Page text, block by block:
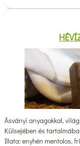
Ásványi anyagokkal,
Külsejében és
Illata: enyhén mentolos,